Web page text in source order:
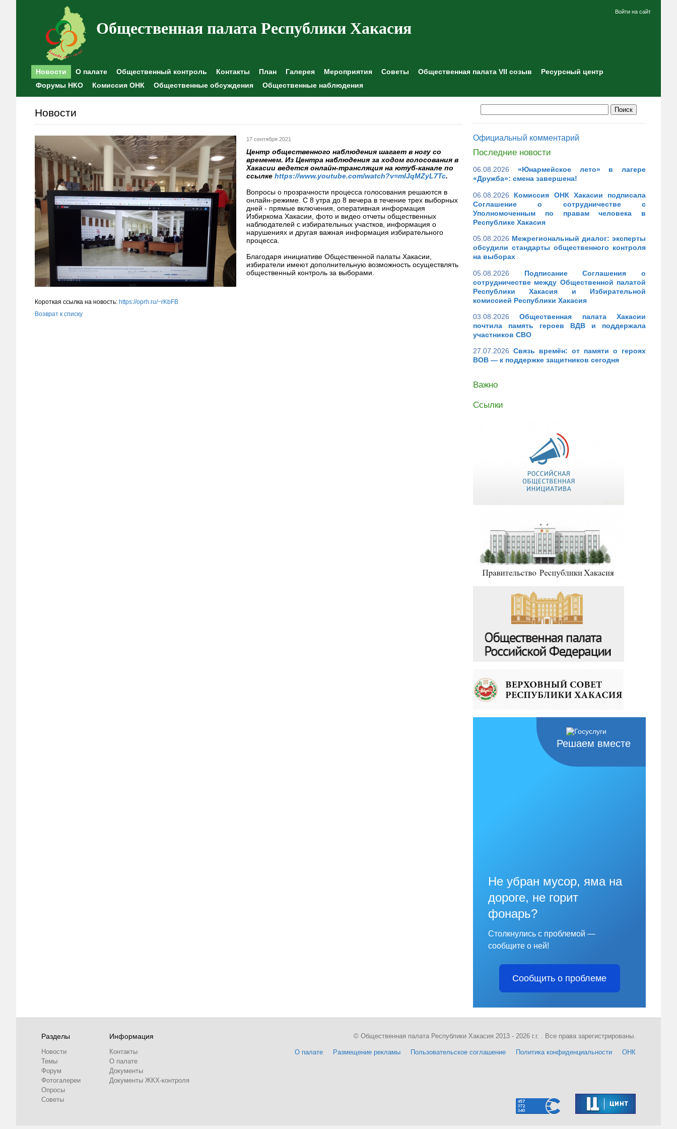
Общественная палата Республики Хакасия
Войти на сайт
Новости О палате Общественный контроль Контакты План Галерея Мероприятия Советы Общественная палата VII созыв
Ресурсный центр
Форумы НКО
Комиссия ОНК Общественные обсуждения Общественные наблюдения
Новости
17 сентября 2021
Центр общественного наблюдения шагает в ногу со
временем. Из Центра наблюдения за ходом голосования в
Хакасии ведется онлайн-трансляция на ютуб-канале по
ссылке https://www.youtube.com/watch?v=mlJqMZyL7Tc.
Вопросы о прозрачности процесса голосования решаются в
онлайн-режиме. С 8 утра до 8 вечера в течение трех выборных
дней - прямые включения, оперативная информация
Избиркома Хакасии, фото и видео отчеты общественных
наблюдателей с избирательных участков, информация о
нарушениях и другая важная информация избирательного
процесса.
Благодаря инициативе Общественной палаты Хакасии,
избиратели имеют дополнительную возможность осуществлять
общественный контроль за выборами.
Короткая ссылка на новость: https://oprh.ru/~rKbFB
Возврат к списку
Официальный комментарий
Последние новости
06.08.2026
«Юнармейское лето» в лагере
«Дружба»: смена завершена!
06.08.2026
Комиссия ОНК Хакасии подписала
Соглашение о сотрудничестве с
Уполномоченным по правам человека в
Республике Хакасия
05.08.2026 Межрегиональный диалог: эксперты
обсудили стандарты общественного контроля
на выборах
05.08.2026
Подписание Соглашения о
сотрудничестве между Общественной палатой
Республики Хакасия и Избирательной
комиссией Республики Хакасия
03.08.2026
Общественная палата Хакасии
почтила память героев ВДВ и поддержала
участников СВО
27.07.2026 Связь времён: от памяти о героях
ВОВ — к поддержке защитников сегодня
Важно
Ссылки
Решаем вместе
Не убран мусор, яма на
дороге, не горит
фонарь?
Столкнулись с проблемой —
сообщите о ней!
Сообщить о проблеме
Разделы
Новости
Темы
Форум
Фотогалереи
Опросы
Советы
Информация
Контакты
О палате
Документы
Документы ЖКХ-контроля
О палате Размещение рекламы Пользовательское соглашение Политика конфиденциальности ОНК
© Общественная палата Республики Хакасия 2013 - 2026 г.г. . Все права зарегистрированы.